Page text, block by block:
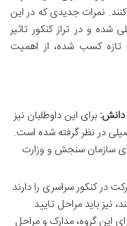
نمرات جدیدی که در این
شده و در تراز کنکور تاثیر
تازه کسب شده، از اهمیت
دانش: برای این داوطلبان نیز
در نظر گرفته شده است.
سازمان سنجش و وزارت
در کنکور سراسری را دارند
نیز باید مراحل تایید
این گروه، مدارک و مراحل